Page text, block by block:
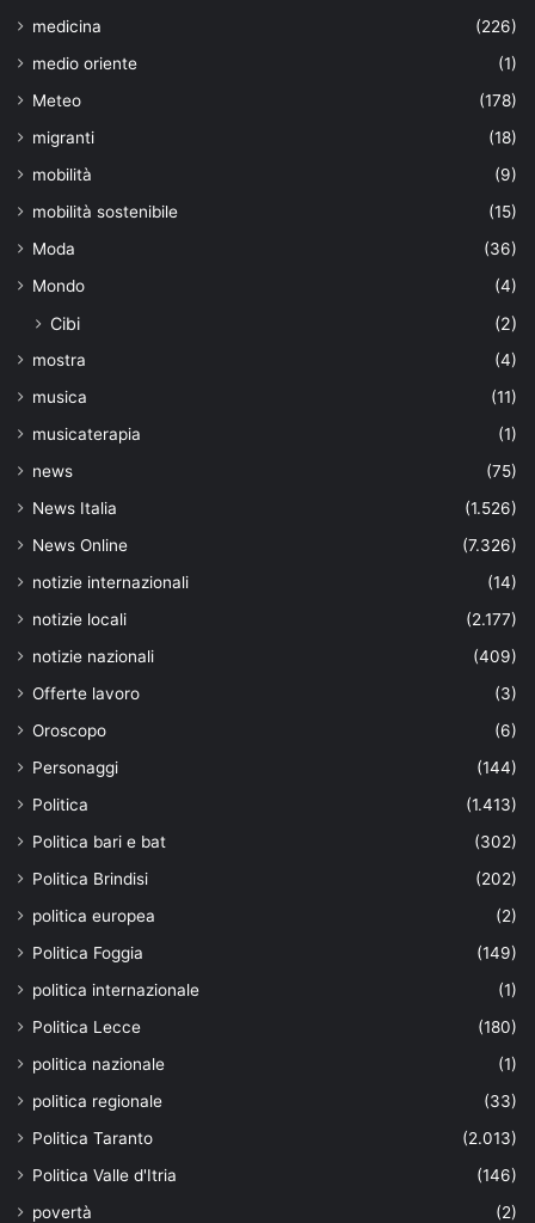
medicina
(226)
medio oriente
(1)
Meteo
(178)
migranti
(18)
mobilità
(9)
mobilità sostenibile
(15)
Moda
(36)
Mondo
(4)
Cibi (2)
mostra
(4)
musica
(11)
musicaterapia
(1)
news
(75)
News Italia
(1.526)
News Online
(7.326)
notizie internazionali
(14)
notizie locali
(2.177)
notizie nazionali
(409)
Offerte lavoro
(3)
Oroscopo
(6)
Personaggi
(144)
Politica
(1.413)
Politica bari e bat
(302)
Politica Brindisi
(202)
politica europea
(2)
Politica Foggia
(149)
politica internazionale
(1)
Politica Lecce
(180)
politica nazionale
(1)
politica regionale
(33)
Politica Taranto
(2.013)
Politica Valle d'Itria
(146)
povertà
(2)